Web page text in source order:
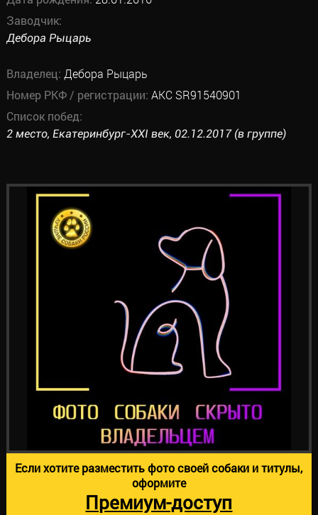
Заводчик:
Дебора Рыцарь
Владелец: Дебора Рыцарь
Номер РКФ / регистрации: AKC SR91540901
Список побед:
2 место, Екатеринбург-XXI век, 02.12.2017 (в группе)
Если хотите разместить фото своей собаки и титулы,
оформите
Премиум-доступ